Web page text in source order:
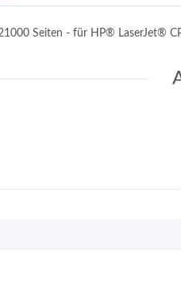
Seiten - für HP® LaserJet®